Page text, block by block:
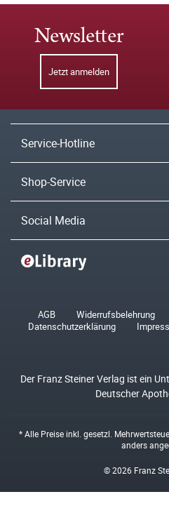
Newsletter
Jetzt anmelden
Service-Hotline
Shop-Service
Social Media
AGB Widerrufsbelehrung
Datenschutzerklärung
Der Franz Steiner Verlag ist ein
Deutscher
* Alle Preise inkl. gesetzl.
anders
© 2026 Franz